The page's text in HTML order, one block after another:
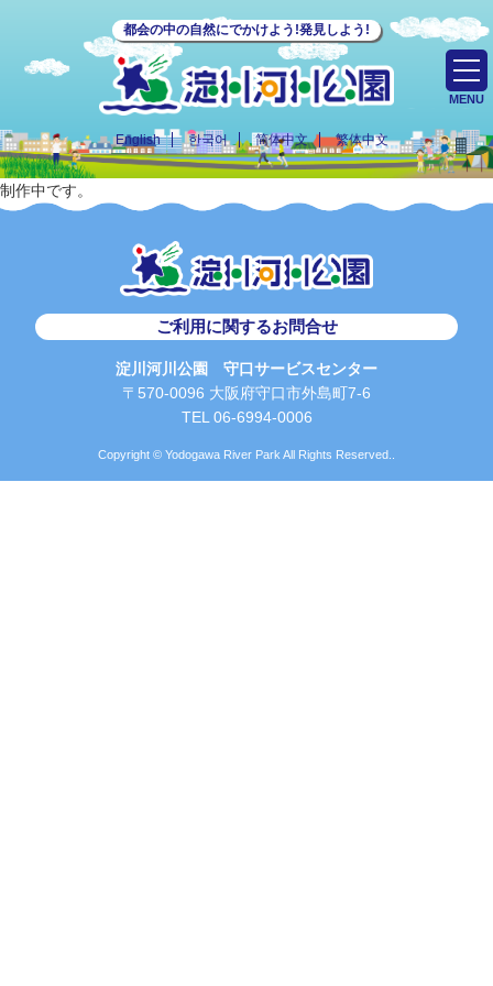
都会の中の自然にでかけよう!発見しよう!
English 한국어 简体中文 繁体中文
MENU
制作中です。
ご利用に関するお問合せ
淀川河川公園 守口サービスセンター
〒570-0096 大阪府守口市外島町7-6
TEL 06-6994-0006
Copyright © Yodogawa River Park All Rights Reserved..